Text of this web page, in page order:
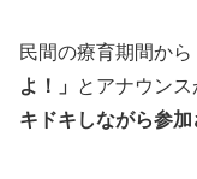
民間の療育期間から
よ！」
とアナウンス
キドキしながら参加